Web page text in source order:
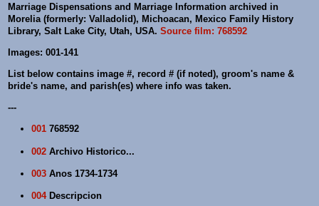
Marriage Dispensations and Marriage Information archived in
Morelia (formerly: Valladolid), Michoacan, Mexico Family History
Library, Salt Lake City, Utah, USA. Source film: 768592
Images: 001-141
List below contains image #, record # (if noted), groom's name &
bride's name, and parish(es) where info was taken.
---
001 768592
002 Archivo Historico...
003 Anos 1734-1734
004Descripcion